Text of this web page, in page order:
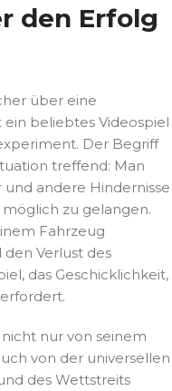
den Erfolg
über eine
beliebtes Videospiel
Der Begriff
treffend: Man
andere Hindernisse
zu gelangen.
Fahrzeug
Verlust des
das Geschicklichkeit,
nur von seinem
von der universellen
des Wettstreits